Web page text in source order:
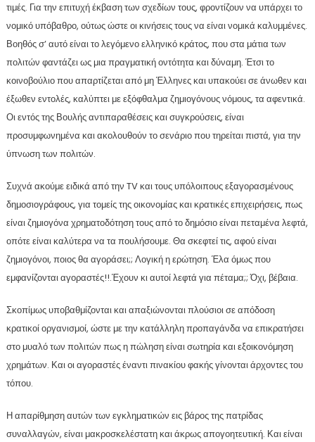
τιμές. Για την επιτυχή έκβαση των σχεδίων τους, φροντίζουν να υπάρχει το
νομικό υπόβαθρο, ούτως ώστε οι κινήσεις τους να είναι νομικά καλυμμένες.
Βοηθός σ’ αυτό είναι το λεγόμενο ελληνικό κράτος, που στα μάτια των
πολιτών φαντάζει ως μια πραγματική οντότητα και δύναμη. Έτσι το
κοινοβούλιο που απαρτίζεται από μη Έλληνες και υπακούει σε άνωθεν και
έξωθεν εντολές, καλύπτει με εξόφθαλμα ζημιογόνους νόμους, τα αφεντικά.
Οι εντός της Βουλής αντιπαραθέσεις και συγκρούσεις, είναι
προσυμφωνημένα και ακολουθούν το σενάριο που τηρείται πιστά, για την
ύπνωση των πολιτών.
Συχνά ακούμε ειδικά από την TV και τους υπόλοιπους εξαγορασμένους
δημοσιογράφους, για τομείς της οικονομίας και κρατικές επιχειρήσεις, πως
είναι ζημιογόνα χρηματοδότηση τους από το δημόσιο είναι πεταμένα λεφτά,
οπότε είναι καλύτερα να τα πουλήσουμε. Θα σκεφτεί τις, αφού είναι
ζημιογόνοι, ποιος θα αγοράσει;; Λογική η ερώτηση. Έλα όμως που
εμφανίζονται αγοραστές!!.Έχουν κι αυτοί λεφτά για πέταμα;; Όχι, βέβαια.
Σκοπίμως υποβαθμίζονται και απαξιώνονται πλούσιοι σε απόδοση
κρατικοί οργανισμοί, ώστε με την κατάλληλη προπαγάνδα να επικρατήσει
στο μυαλό των πολιτών πως η πώληση είναι σωτηρία και εξοικονόμηση
χρημάτων. Και οι αγοραστές έναντι πινακίου φακής γίνονται άρχοντες του
τόπου.
Η απαρίθμηση αυτών των εγκληματικών εις βάρος της πατρίδας
συναλλαγών, είναι μακροσκελέστατη και άκρως απογοητευτική. Και είναι